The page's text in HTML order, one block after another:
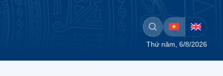
Thứ năm, 6/8/2026